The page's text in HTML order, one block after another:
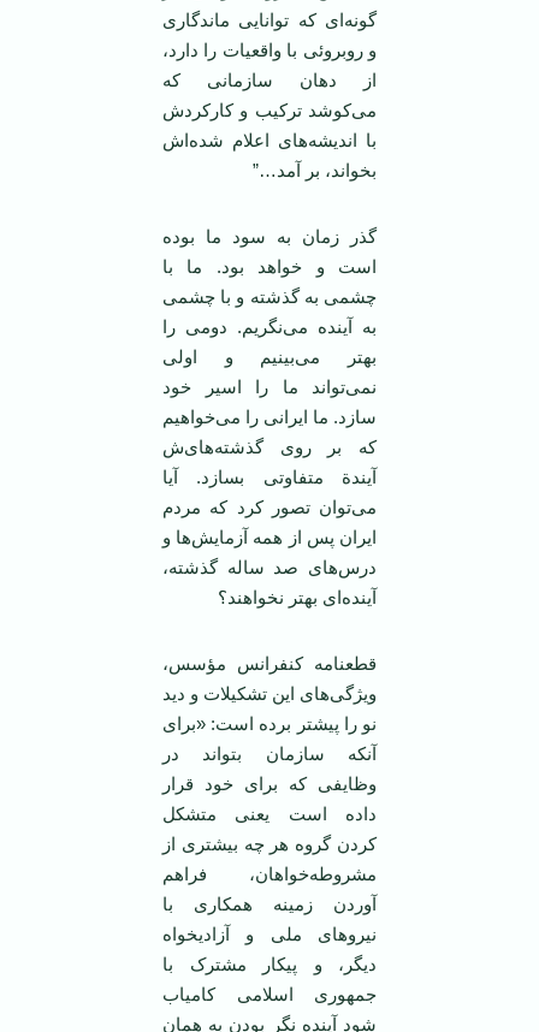
گونه‌ای که توانایی ماندگاری
و روبروئی با واقعیات را دارد،
از دهان سازمانی که
می‌کوشد ترکیب و کارکردش
با اندیشه‌های اعلام شده‌اش
بخواند، بر آمد…”
گذر زمان به سود ما بوده
است و خواهد بود. ما با
چشمی ‌به گذشته و با چشمی
‌به ‌آینده می‌نگریم. دومی ‌را
بهتر می‌بینیم و اولی
نمی‌تواند ما را اسیر خود
سازد. ما‌ ایرانی را می‌خواهیم
که بر روی گذشته‌های‌ش‌
آیندة متفاوتی بسازد. ‌آیا
می‌توان تصور کرد که مردم
‌ایران پس از همه آزمایش‌ها و
درس‌های صد ساله گذشته،
‌آینده‌ای بهتر نخواهند؟
قطعنامه کنفرانس مؤسس،
ویژگی‌های ‌این تشکیلات و دید
نو را پیشتر برده است: «برای
آنکه سازمان بتواند در
وظایفی که برای خود قرار
داده است یعنی متشکل
کردن گروه هر چه بیشتری از
مشروطه‌خواهان، فراهم
آوردن زمینه همکاری با
نیروهای ملی و آزادیخواه
دیگر، و پیکار مشترک با
جمهوری اسلامی ‌کامیاب
شود‌ آینده نگر بودن به همان